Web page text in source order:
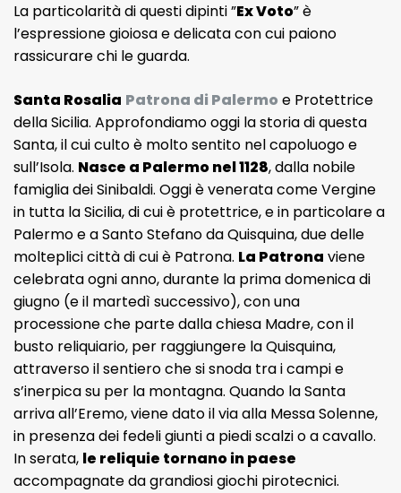
La particolarità di questi dipinti ”Ex Voto” è
l’espressione gioiosa e delicata con cui paiono
rassicurare chi le guarda.
Santa Rosalia Patrona di Palermo e Protettrice
della Sicilia. Approfondiamo oggi la storia di questa
Santa, il cui culto è molto sentito nel capoluogo e
sull’Isola. Nasce a Palermo nel 1128, dalla nobile
famiglia dei Sinibaldi. Oggi è venerata come Vergine
in tutta la Sicilia, di cui è protettrice, e in particolare a
Palermo e a Santo Stefano da Quisquina, due delle
molteplici città di cui è Patrona. La Patrona viene
celebrata ogni anno, durante la prima domenica di
giugno (e il martedì successivo), con una
processione che parte dalla chiesa Madre, con il
busto reliquiario, per raggiungere la Quisquina,
attraverso il sentiero che si snoda tra i campi e
s’inerpica su per la montagna. Quando la Santa
arriva all’Eremo, viene dato il via alla Messa Solenne,
in presenza dei fedeli giunti a piedi scalzi o a cavallo.
In serata, le reliquie tornano in paese
accompagnate da grandiosi giochi pirotecnici.